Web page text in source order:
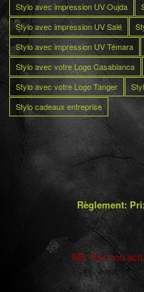
Stylo avec impression UV Oujda
Stylo avec impression UV Salé
Stylo avec impression UV Témara
Stylo avec votre Logo Casablanca
Stylo avec votre Logo Tanger
Stylo cadeaux entreprise
Règlement:
NB: Prix non